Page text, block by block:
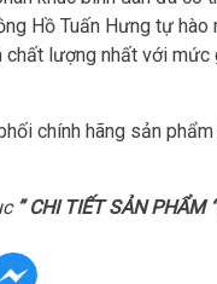
Hồ Tuấn Hưng tự hào
chất lượng nhất với
chính hãng sản
” CHI TIẾT SẢN PHẨM “